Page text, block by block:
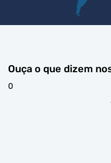
Ouça o que dizem
0